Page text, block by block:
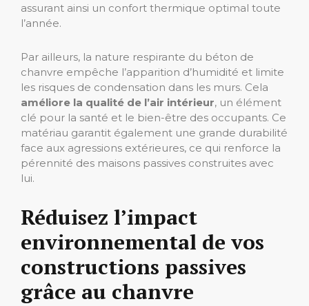
assurant ainsi un confort thermique optimal toute
l’année.
Par ailleurs, la nature respirante du béton de
chanvre empêche l’apparition d’humidité et limite
les risques de condensation dans les murs. Cela
améliore la qualité de l’air intérieur, un élément
clé pour la santé et le bien-être des occupants. Ce
matériau garantit également une grande durabilité
face aux agressions extérieures, ce qui renforce la
pérennité des maisons passives construites avec
lui.
Réduisez l’impact
environnemental de vos
constructions passives
grâce au chanvre